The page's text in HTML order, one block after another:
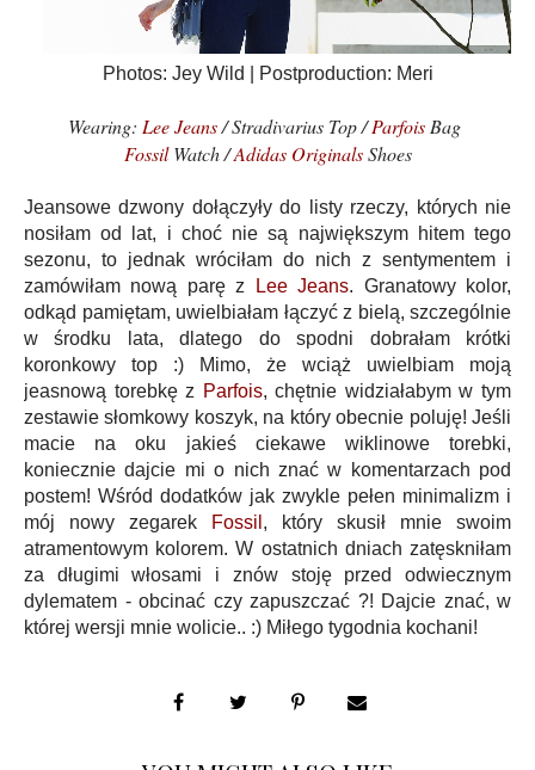
Photos: Jey Wild | Postproduction: Meri
Wearing: Lee Jeans/ Stradivarius Top /Parfois Bag
FossilWatch /Adidas OriginalsShoes
Jeansowe dzwony dołączyły do listy rzeczy, których nie
nosiłam od lat, i choć nie są największym hitem tego
sezonu, to jednak wróciłam do nich z sentymentem i
zamówiłam nową parę z
Lee Jeans. Granatowy kolor,
odkąd pamiętam, uwielbiałam łączyć z bielą, szczególnie
w środku lata, dlatego do spodni dobrałam krótki
koronkowy top :) Mimo, że wciąż uwielbiam moją
jeasnową torebkę z Parfois, chętnie widziałabym w tym
zestawie słomkowy koszyk, na który obecnie poluję! Jeśli
macie na oku jakieś ciekawe wiklinowe torebki,
koniecznie dajcie mi o nich znać w komentarzach pod
postem! Wśród dodatków jak zwykle pełen minimalizm i
mój nowy zegarek
Fossil , który skusił mnie swoim
atramentowym kolorem. W ostatnich dniach zatęskniłam
za długimi włosami i znów stoję przed odwiecznym
dylematem - obcinać czy zapuszczać ?! Dajcie znać, w
której wersji mnie wolicie.. :) Miłego tygodnia kochani!